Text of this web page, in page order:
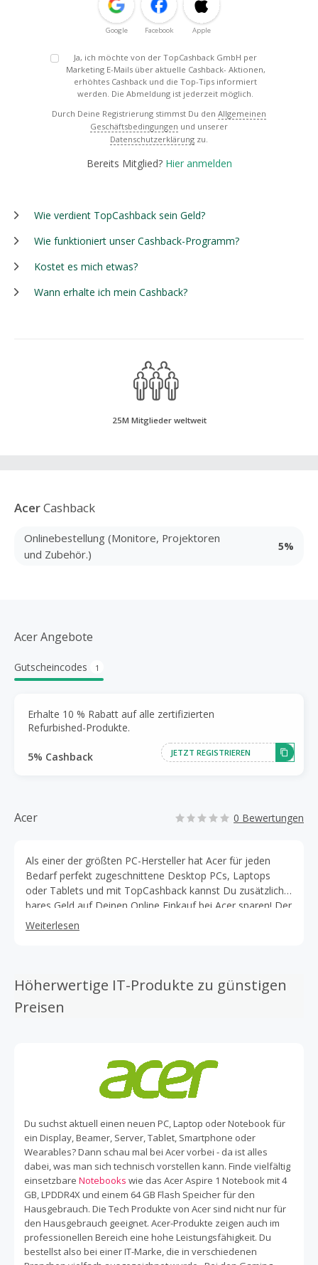
Google Facebook Apple
Ja, ich möchte von der TopCashback GmbH per
Marketing E-Mails über aktuelle Cashback- Aktionen,
erhöhtes Cashback und die Top-Tips informiert
werden. Die Abmeldung ist jederzeit möglich.
Durch Deine Registrierung stimmst Du den Allgemeinen
Geschäftsbedingungen und unserer
Datenschutzerklärung zu.
Bereits Mitglied? Hier anmelden
Wie verdient TopCashback sein Geld?
Wie funktioniert unser Cashback-Programm?
Kostet es mich etwas?
Wann erhalte ich mein Cashback?
25M Mitglieder weltweit
AcerCashback
Onlinebestellung (Monitore, Projektoren
und Zubehör.)
5%
Acer Angebote
Gutscheincodes 1
Erhalte 10 % Rabatt auf alle zertifizierten
Refurbished-Produkte.
5% Cashback JETZT REGISTRIEREN
Acer 0 Bewertungen
Als einer der größten PC-Hersteller hat Acer für jeden
Bedarf perfekt zugeschnittene Desktop PCs, Laptops
oder Tablets und mit TopCashback kannst Du zusätzlich
bares Geld auf Deinen Online Einkauf bei Acer sparen! Der
Onlineshop von Acer bietet außer PCs auch Monitore,
Projektoren und Zubehör fürs Home Office sowie Gaming
stöbere in der Zubehör-Kategorie bei acer.de und finde
für Dich das passende Gerät bzw. Produkt. Nebenbei
sparst Du noch automatisch mit den Cashback
sichern. Mit der Filterfunktion findest Du in jeder
Produktkategorie das zu Deinen Vorstellungen passende
Angebot. Finde schnell das Notebook oder den Desktop-
den hochwertigen Produkten von Acer machst Du immer
alles richtig. Sichere Dir außerdem jetzt bares Geld zurück
auf Deine Bestellung im Acer Online Shop! Einfach 100%
kostenlos bei TopCashback registrieren, über uns auf die
Seite von Acer weitergeleitet werden und automatisch
Cashback sammeln, wenn Du Deine Bestellung tätigst. So
sicherst Du Dir jederzeit einen Top Deal auf Deine neuen
Acer Geräte!
Weiterlesen
Höherwertige IT-Produkte zu günstigen
Preisen
Du suchst aktuell einen neuen PC, Laptop oder Notebook für
ein Display, Beamer, Server, Tablet, Smartphone oder
Wearables? Dann schau mal bei Acer vorbei - da ist alles
dabei, was man sich technisch vorstellen kann. Finde vielfältig
einsetzbare Notebooks wie das Acer Aspire 1 Notebook mit 4
GB, LPDDR4X und einem 64 GB Flash Speicher für den
Hausgebrauch. Die Tech Produkte von Acer sind nicht nur für
den Hausgebrauch geeignet. Acer-Produkte zeigen auch im
professionellen Bereich eine hohe Leistungsfähigkeit. Du
bestellst also bei einer IT-Marke, die in verschiedenen